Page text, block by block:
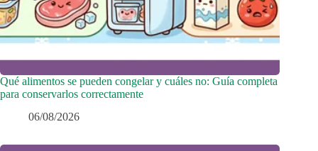
Qué alimentos se pueden congelar y cuáles no: Guía completa
para conservarlos correctamente
06/08/2026